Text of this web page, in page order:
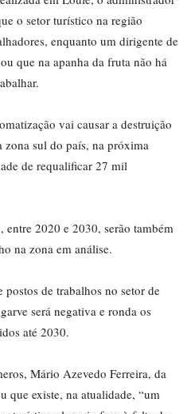
o setor turístico na região
enquanto um dirigente de
que na apanha da fruta não há
vai causar a destruição
zona sul do país, na próxima
de requalificar 27 mil
2020 e 2030, serão também
na zona em análise.
de trabalhos no setor de
será negativa e ronda os
até 2030.
Mário Azevedo Ferreira, da
que existe, na atualidade, “um